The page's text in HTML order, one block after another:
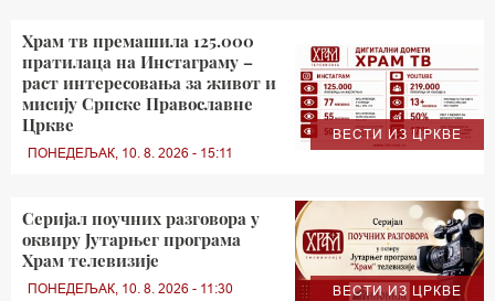
ВЕСТИ ИЗ ЦРКВЕ
Храм тв премашила 125.000
пратилаца на Инстаграму –
раст интересовања за живот и
мисију Српске Православне
Цркве
ПОНЕДЕЉАК, 10. 8. 2026 - 15:11
ВЕСТИ ИЗ ЦРКВЕ
Серијал поучних разговора у
оквиру Јутарњег програма
Храм телевизије
ПОНЕДЕЉАК, 10. 8. 2026 - 11:30